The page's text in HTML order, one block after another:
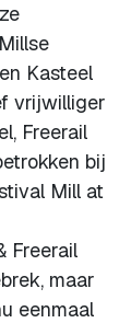
Kasteel
vrijwilliger
Freerail
bij
Mill at
Freerail
maar
eenmaal